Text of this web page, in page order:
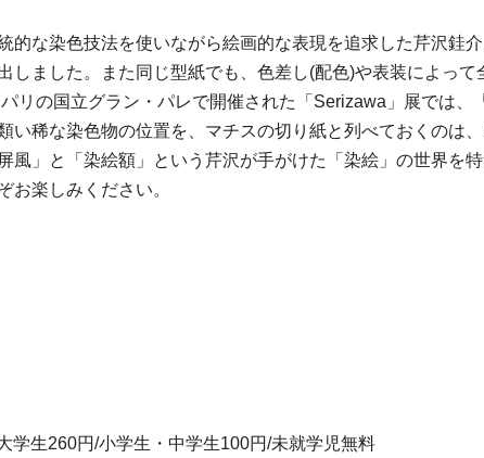
的な染色技法を使いながら絵画的な表現を追求した芹沢銈
しました。また同じ型紙でも、色差し(配色)や表装によっ
リの国立グラン・パレで開催された「Serizawa」展では
い稀な染色物の位置を、マチスの切り紙と列べておくのは
風」と「染絵額」という芹沢が手がけた「染絵」の世界を
お楽しみください。
学生260円/小学生・中学生100円/未就学児無料